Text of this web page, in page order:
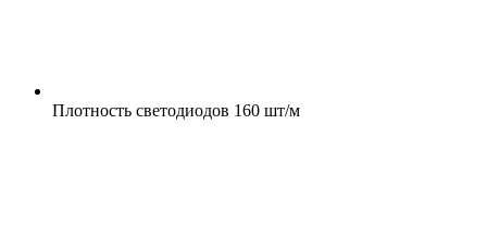
Плотность светодиодов 160 шт/м